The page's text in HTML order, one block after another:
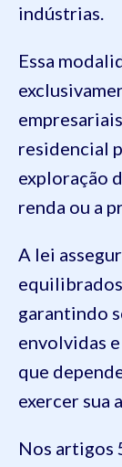
indústrias.
Essa
residencial
exploração
renda ou a
A lei
garantindo
envolvidas
que
exercer sua
Nos artigos